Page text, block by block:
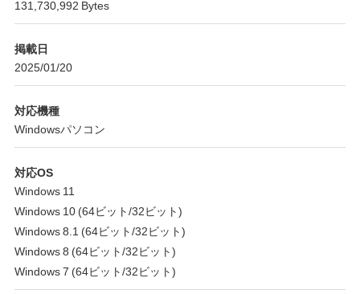
131,730,992 Bytes
掲載日
2025/01/20
対応機種
Windowsパソコン
対応OS
Windows 11
Windows 10 (64ビット/32ビット)
Windows 8.1 (64ビット/32ビット)
Windows 8 (64ビット/32ビット)
Windows 7 (64ビット/32ビット)